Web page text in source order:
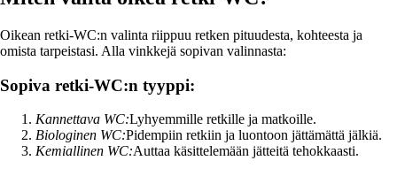
Oikean retki-WC:n valinta riippuu retken pituudesta, kohteesta ja
omista tarpeistasi. Alla vinkkejä sopivan valinnasta:
Sopiva retki-WC:n tyyppi:
Kannettava WC:Lyhyemmille retkille ja matkoille.
Biologinen WC:Pidempiin retkiin ja luontoon jättämättä jälkiä.
Kemiallinen WC:Auttaa käsittelemään jätteitä tehokkaasti.